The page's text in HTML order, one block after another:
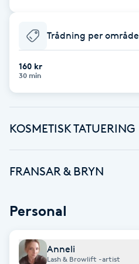
BIAB
Blowout
Brynformning
Brynfärgning
Trådning per område
160 kr
30 min
KOSMETISK TATUERING
FRANSAR & BRYN
Personal
Anneli
Lash & Browlift -artist